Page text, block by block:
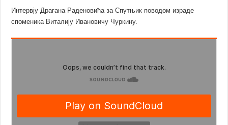
Интервју Драгана Раденовића за Спутњик поводом израде
споменика Виталију Ивановичу Чуркину.